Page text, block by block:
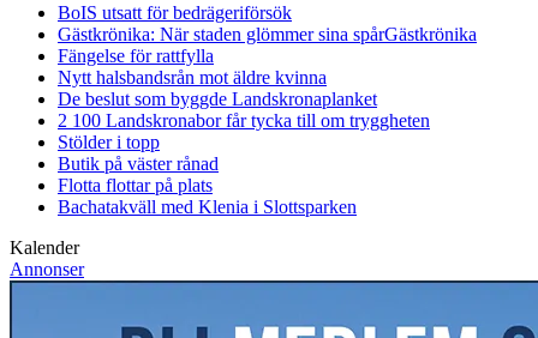
BoIS utsatt för bedrägeriförsök
Gästkrönika: När staden glömmer sina spårGästkrönika
Fängelse för rattfylla
Nytt halsbandsrån mot äldre kvinna
De beslut som byggde Landskronaplanket
2 100 Landskronabor får tycka till om tryggheten
Stölder i topp
Butik på väster rånad
Flotta flottar på plats
Bachatakväll med Klenia i Slottsparken
Kalender
Annonser